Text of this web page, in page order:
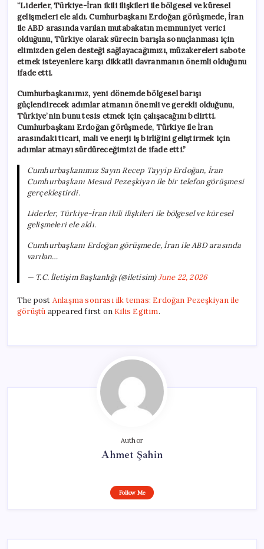
“Liderler, Türkiye-İran ikili ilişkileri ile bölgesel ve küresel
gelişmeleri ele aldı. Cumhurbaşkanı Erdoğan görüşmede, İran
ile ABD arasında varılan mutabakatın memnuniyet verici
olduğunu, Türkiye olarak sürecin barışla sonuçlanması için
elimizden gelen desteği sağlayacağımızı, müzakereleri sabote
etmek isteyenlere karşı dikkatli davranmanın önemli olduğunu
ifade etti.
Cumhurbaşkanımız, yeni dönemde bölgesel barışı
güçlendirecek adımlar atmanın önemli ve gerekli olduğunu,
Türkiye’nin bunu tesis etmek için çalışacağını belirtti.
Cumhurbaşkanı Erdoğan görüşmede, Türkiye ile İran
arasındaki ticari, mali ve enerji iş birliğini geliştirmek için
adımlar atmayı sürdüreceğimizi de ifade etti.”
Cumhurbaşkanımız Sayın Recep Tayyip Erdoğan, İran
Cumhurbaşkanı Mesud Pezeşkiyan ile bir telefon görüşmesi
gerçekleştirdi.
Liderler, Türkiye-İran ikili ilişkileri ile bölgesel ve küresel
gelişmeleri ele aldı.
Cumhurbaşkanı Erdoğan görüşmede, İran ile ABD arasında
varılan…
— T.C. İletişim Başkanlığı (@iletisim)June 22, 2026
The post Anlaşma sonrası ilk temas: Erdoğan Pezeşkiyan ile
görüştü appeared first on Kilis Egitim.
Author
Ahmet Şahin
Follow Me